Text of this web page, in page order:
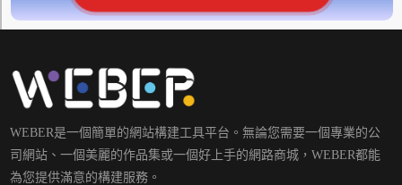
WEBER是一個簡單的網站構建工具平台。無論您需要一個專業的公
司網站、一個美麗的作品集或一個好上手的網路商城，WEBER都能
為您提供滿意的構建服務。